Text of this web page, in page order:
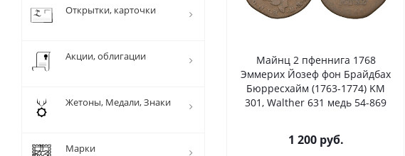
Майнц 2 пфеннига 1768
Эммерих Йозеф фон Брайдбах
Бюрресхайм (1763-1774) KM
301, Walther 631 медь 54-869
1 200руб.
Открытки, карточки
Акции, облигации
Жетоны, Медали, Знаки
Марки